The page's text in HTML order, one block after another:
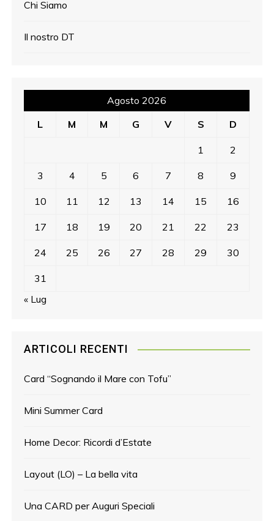
Chi Siamo
Il nostro DT
Agosto 2026
L
M M G V S D
1 2
3 4 5 6 7 8 9
10 11 12 13 14 15 16
17 18 19 20 21 22 23
24 25 26 27 28 29 30
31
« Lug
ARTICOLI RECENTI
Card “Sognando il Mare con Tofu”
Mini Summer Card
Home Decor: Ricordi d’Estate
Layout (LO) – La bella vita
Una CARD per Auguri Speciali